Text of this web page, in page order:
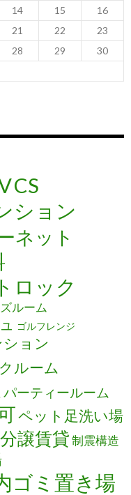
14 15
16
21 22
23
28 29
30
CS
ション
ネット
ロック
ルーム
ゴルフレンジ
ョン
ルーム
パーティールーム
ペット足洗い場
分譲賃貸制震構造
ゴミ置き場